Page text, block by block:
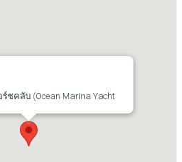
ชคลับ (Ocean Marina Yacht